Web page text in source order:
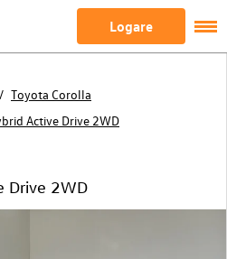
Logare
Toyota Corolla
Active Drive 2WD
Drive 2WD